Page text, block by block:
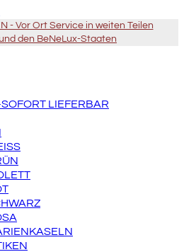
- Vor Ort Service in weiten Teilen
den BeNeLux-Staaten
LIEFERBAR